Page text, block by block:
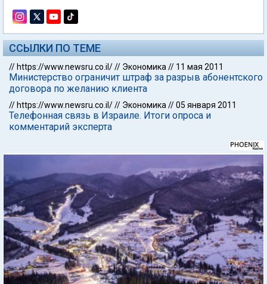
ССЫЛКИ ПО ТЕМЕ
// https://www.newsru.co.il/// Экономика // 11 мая 2011
Министерство ограничит штраф за разрыв абонентского
договора по желанию клиента
// https://www.newsru.co.il/// Экономика //05 января 2011
Телефонная связь в Израиле. Итоги опроса и
комментарий эксперта